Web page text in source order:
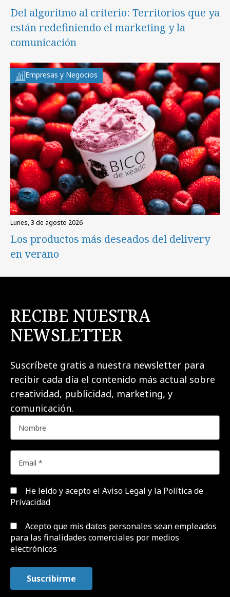
Del algoritmo al criterio: Territorios que ya
están redefiniendo el marketing y la
comunicación
Empresas y Negocios
lunes, 3 de agosto 2026
Los productos más deseados del delivery
en verano
RECIBE NUESTRA
NEWSLETTER
Suscríbete gratis a nuestra newsletter para
recibir cada día el contenido más actual sobre
creatividad, publicidad, marketing, y
comunicación.
He leído y acepto el Aviso Legal y la Política de
Privacidad
Acepto que mis datos personales sean empleados
para las finalidades comerciales por medios
electrónicos